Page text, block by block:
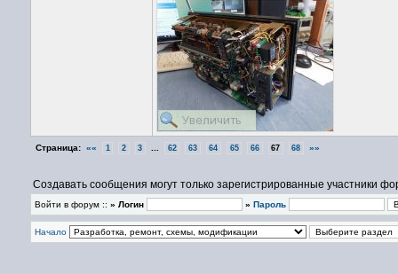
Страница: «« 1 2 3 62 63 64 65 66 67 68 »»
Создавать сообщения могут только зарегистрированные участники
Войти в форум :: » Логин » Пароль
Начало